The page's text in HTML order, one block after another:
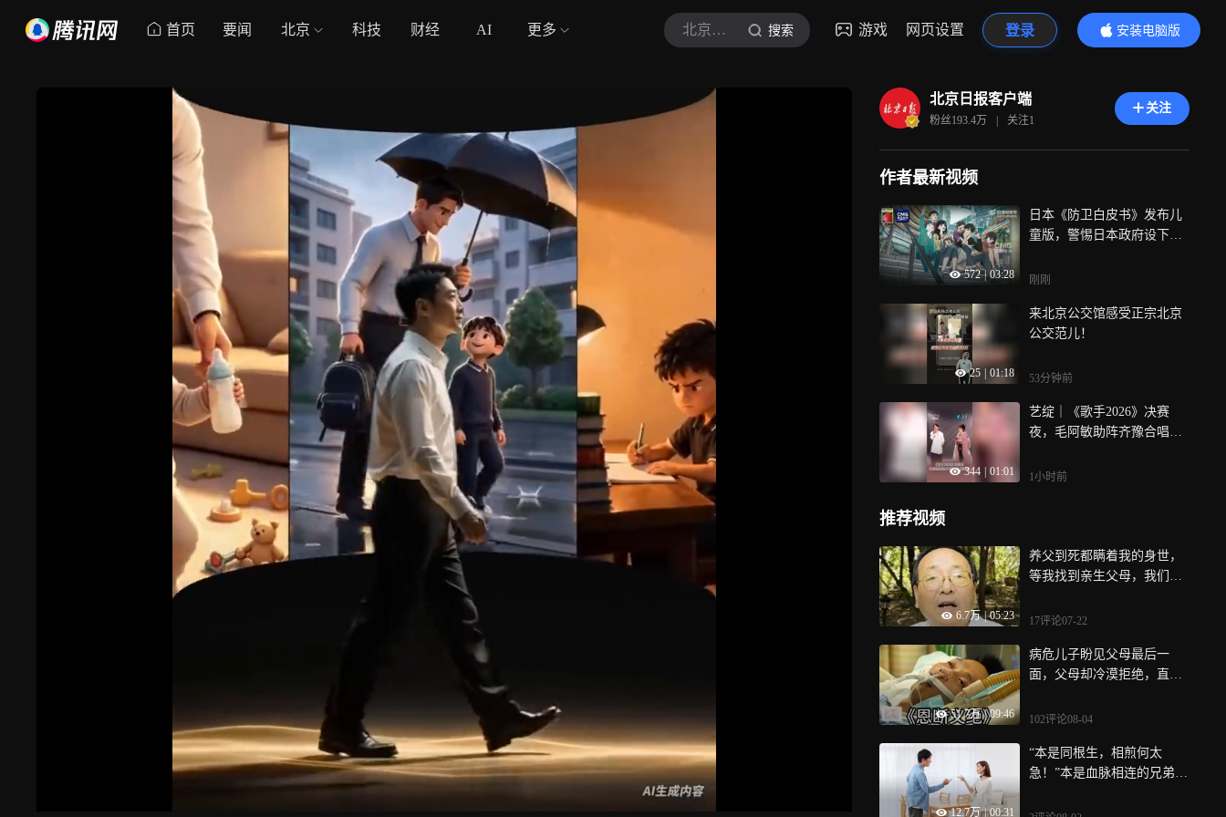
首页 要闻 北京 科技 财经 AI 更多 北京日报客户端 搜索 游戏 网页设置 登录
安装电脑版
内容更精彩
北京日报客户端
粉丝193.4万 | 关注1
关注
作者最新视频
572 | 03:28
日本《防卫白皮书》发布儿
童版，警惕日本政府设下的
刚刚
25 01:18
来北京公交馆感受正宗北京
公交范儿！
53分钟前
344 01:01
艺绽｜《歌手2026》决赛
夜，毛阿敏助阵齐豫合唱
怀满满
1小时前
推荐视频
6.7万 05:23
养父到死都瞒着我的身世，
等我找到亲生父母，我们已
17评论07-22
51.7万 | 09:46
病危儿子盼见父母最后一
面，父母却冷漠拒绝，直言
片
102评论08-04
12.7万 | 00:31
“本是同根生，相煎何太
急！”本是血脉相连的兄弟姐
反目成仇，太寒心！